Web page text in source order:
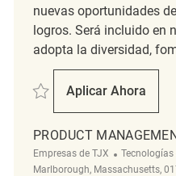
nuevas oportunidades
logros. Será incluido en
adopta la diversidad,
Salvar Product Management
Aplicar Ahora
Product
PRODUCT
Empresas de TJX Categoría
Marlborough, Massachusetts,